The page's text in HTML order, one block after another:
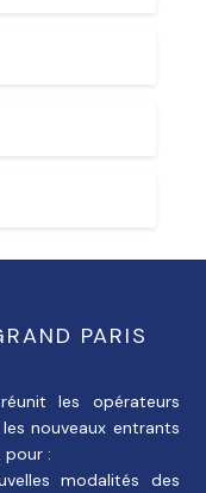
PARIS
les opérateurs
nouveaux entrants
pour :
modalités des